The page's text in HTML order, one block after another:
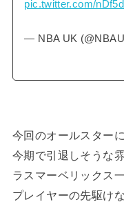
pic.twitter.com/
— NBA UK
今回のオールスター
今期で引退しそうな
ラスマーベリックス
プレイヤーの先駆け